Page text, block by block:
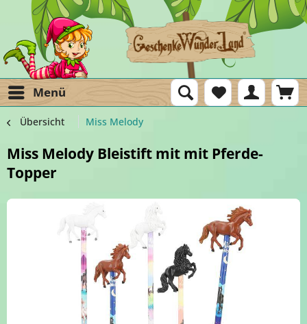
Menü
Übersicht Miss Melody
Miss Melody Bleistift mit mit Pferde-
Topper